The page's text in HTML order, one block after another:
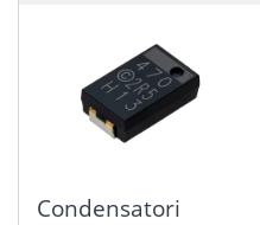
Condensatori